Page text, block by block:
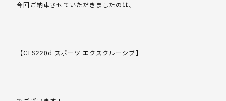
今回ご納車させていただきましたのは、
【CLS220d スポーツ エクスクルーシブ】